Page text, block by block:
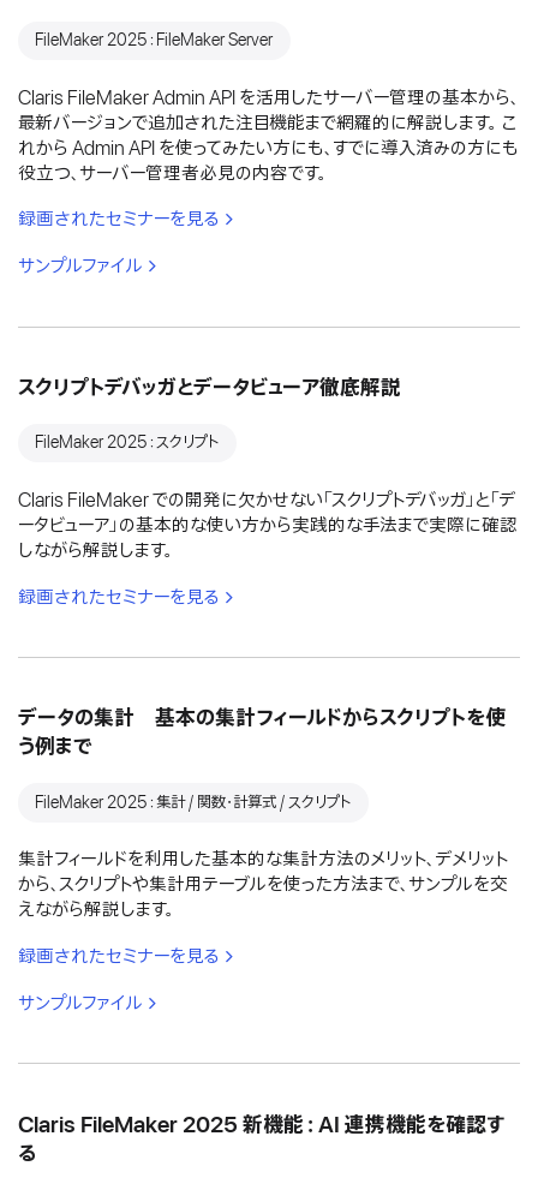
FileMaker 2025：FileMaker Server
Claris FileMaker Admin API を活用したサーバー管理の基本から、
最新バージョンで追加された注目機能まで網羅的に解説します。 こ
れから Admin API を使ってみたい方にも、すでに導入済みの方にも
役立つ、サーバー管理者必見の内容です。
録画されたセミナーを見る
サンプルファイル
スクリプトデバッガとデータビューア徹底解説
FileMaker 2025：スクリプト
Claris FileMaker での開発に欠かせない「スクリプトデバッガ」と「デ
ータビューア」の基本的な使い方から実践的な手法まで実際に確認
しながら解説します。
録画されたセミナーを見る
データの集計 基本の集計フィールドからスクリプトを使
う例まで
FileMaker 2025：集計 / 関数・計算式 / スクリプト
集計フィールドを利用した基本的な集計方法のメリット、デメリット
から、スクリプトや集計用テーブルを使った方法まで、サンプルを交
えながら解説します。
録画されたセミナーを見る
サンプルファイル
Claris FileMaker 2025 新機能：AI 連携機能を確認す
る